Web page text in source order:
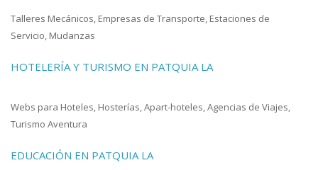
Talleres Mecánicos, Empresas de Transporte, Estaciones de
Servicio, Mudanzas
HOTELERÍA Y TURISMO EN PATQUIA LA
Webs para Hoteles, Hosterías, Apart-hoteles, Agencias de Viajes,
Turismo Aventura
EDUCACIÓN EN PATQUIA LA